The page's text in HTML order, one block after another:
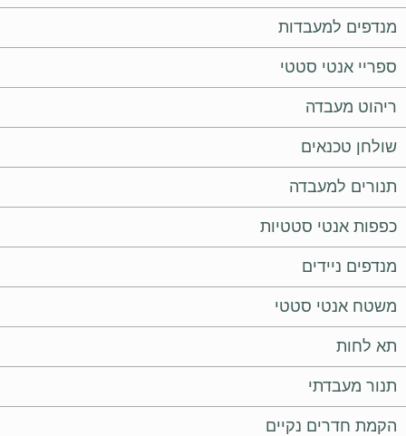
מנדפים למעבדות
ספריי אנטי סטטי
ריהוט מעבדה
שולחן טכנאים
תנורים למעבדה
כפפות אנטי סטטיות
מנדפים ניידים
משטח אנטי סטטי
תא לחות
תנור מעבדתי
הקמת חדרים נקיים